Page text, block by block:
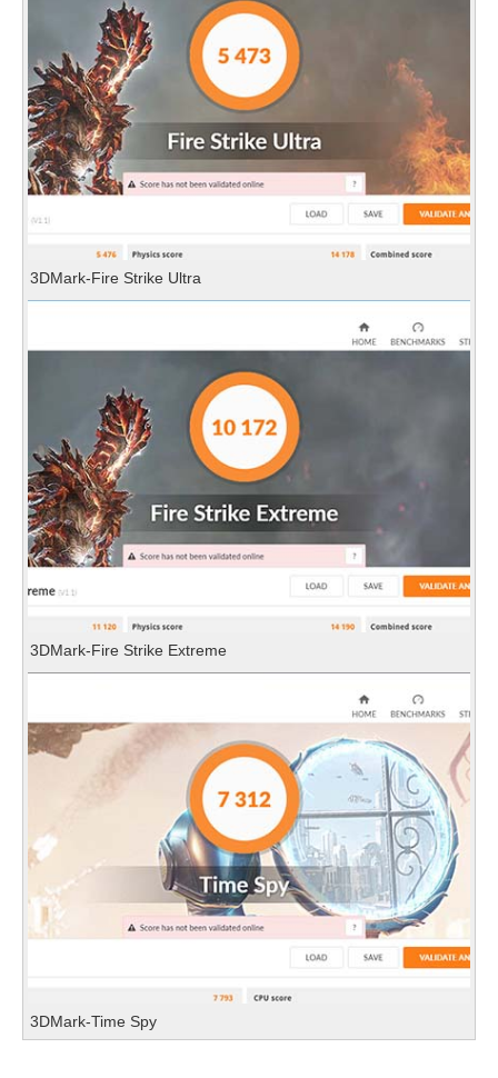
3DMark-Fire Strike Ultra
3DMark-Fire Strike Extreme
3DMark-Time Spy